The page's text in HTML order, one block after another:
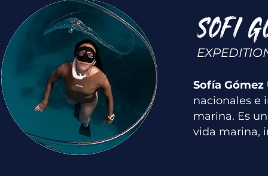
SOFI
Sofía
nacionales e
marina. Es
vida marina,